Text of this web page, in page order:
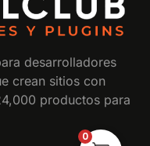
desarrolladores
crean sitios con
productos para
0